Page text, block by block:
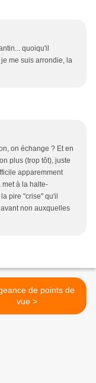
quoiqu'il
me suis arrondie, la
on échange ? Et en
plus (trop tôt), juste
apparemment
à la halte-
pire "crise" qu'il
non auxquelles
de points de
vue >